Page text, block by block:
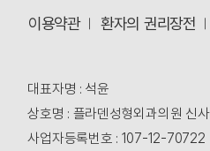
이용약관
환자의 권리장전
대표자명 : 석윤
상호명 : 플라덴성형외과의원 신
사업자등록번호 : 107-12-70722